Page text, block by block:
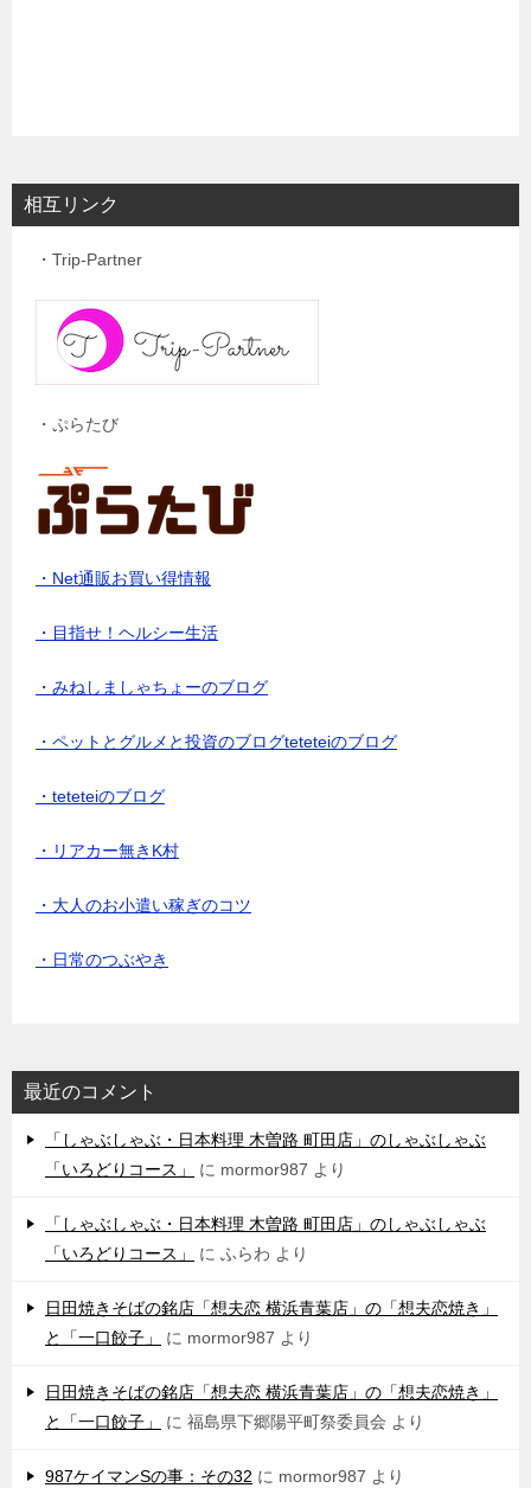
相互リンク
・Trip-Partner
・ぷらたび
・Net通販お買い得情報
・目指せ！ヘルシー生活
・みねしましゃちょーのブログ
・ペットとグルメと投資のブログteteteiのブログ
・teteteiのブログ
・リアカー無きK村
・大人のお小遣い稼ぎのコツ
・日常のつぶやき
最近のコメント
「しゃぶしゃぶ・日本料理 木曽路 町田店」のしゃぶしゃぶ
「いろどりコース」
に mormor987 より
「しゃぶしゃぶ・日本料理 木曽路 町田店」のしゃぶしゃぶ
「いろどりコース」
に ふらわ より
日田焼きそばの銘店「想夫恋 横浜青葉店」の「想夫恋焼き」
と「一口餃子」
に mormor987 より
日田焼きそばの銘店「想夫恋 横浜青葉店」の「想夫恋焼き」
と「一口餃子」
に 福島県下郷陽平町祭委員会 より
987ケイマンSの事：その32 に mormor987 より